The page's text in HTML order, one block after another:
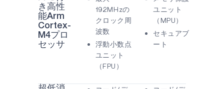
き高性
能Arm
Cortex-
M4プロ
セッサ
192MHzの
クロック周
波数
浮動小数点
ユニット
（FPU）
ユニット
（MPU）
セキュアブ
ート